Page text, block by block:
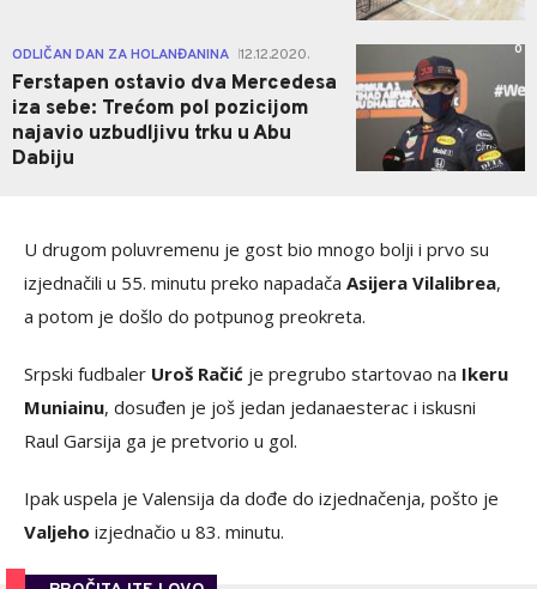
ODLIČAN DAN ZA HOLANĐANINA 12.12.2020.
Ferstapen ostavio dva Mercedesa
iza sebe: Trećom pol pozicijom
najavio uzbudljivu trku u Abu
Dabiju
0
U drugom poluvremenu je gost bio mnogo bolji i prvo su
izjednačili u 55. minutu preko napadača Asijera Vilalibrea,
a potom je došlo do potpunog preokreta.
Srpski fudbaler Uroš Račić je pregrubo startovao na Ikeru
Muniainu, dosuđen je još jedan jedanaesterac i iskusni
Raul Garsija ga je pretvorio u gol.
Ipak uspela je Valensija da dođe do izjednačenja, pošto je
Valjeho izjednačio u 83. minutu.